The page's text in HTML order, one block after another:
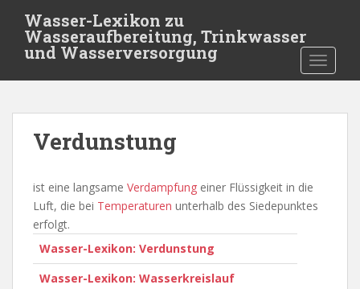
t
Wasser-Lexikon zu
Wasseraufbereitung, Trinkwasser
und Wasserversorgung
Verdunstung
ist eine langsame Verdampfung einer Flüssigkeit in die
Luft, die bei Temperaturen unterhalb des Siedepunktes
erfolgt.
Wasser-Lexikon: Verdunstung
Wasser-Lexikon: Wasserkreislauf